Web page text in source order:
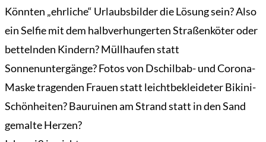
Könnten „ehrliche“ Urlaubsbilder die Lösung sein? Also
ein Selfie mit dem halbverhungerten Straßenköter oder
bettelnden Kindern? Müllhaufen statt
Sonnenuntergänge? Fotos von Dschilbab- und Corona-
Maske tragenden Frauen statt leichtbekleideter Bikini-
Schönheiten? Bauruinen am Strand statt in den Sand
gemalte Herzen?